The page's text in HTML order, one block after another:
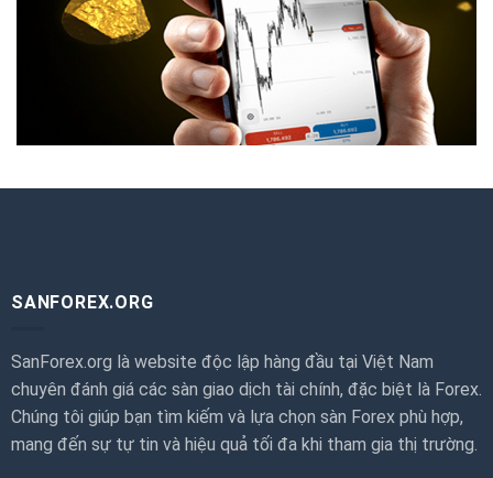
SANFOREX.ORG
SanForex.org là website độc lập hàng đầu tại Việt Nam
chuyên đánh giá các sàn giao dịch tài chính, đặc biệt là Forex.
Chúng tôi giúp bạn tìm kiếm và lựa chọn sàn Forex phù hợp,
mang đến sự tự tin và hiệu quả tối đa khi tham gia thị trường.